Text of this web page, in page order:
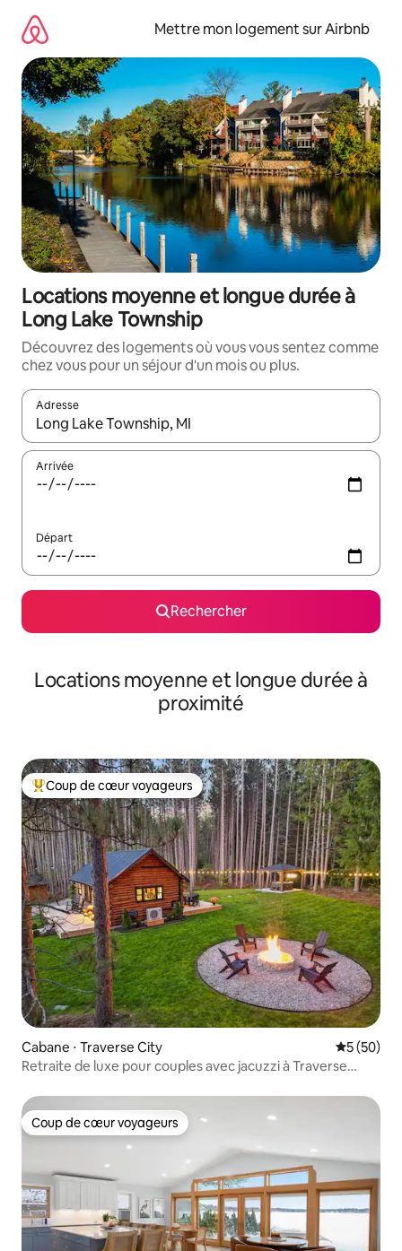
directement
contenu
Mettre mon logement sur Airbnb
Locations moyenne et longue durée à
Long Lake Township
Découvrez des logements où vous vous sentez comme
chez vous pour un séjour d'un mois ou plus.
Adresse
Lorsque les résultats s'affichent, utilisez les flèches vers le
Arrivée
Départ
Rechercher
Locations moyenne et longue durée à
proximité
Coups de cœur voyageurs les plus appréciés
Coup de cœur voyageurs
Cabane ⋅ Traverse City
5 (50)
Retraite de luxe pour couples avec jacuzzi à Traverse
Coup de cœur voyageurs
Coup de cœur voyageurs